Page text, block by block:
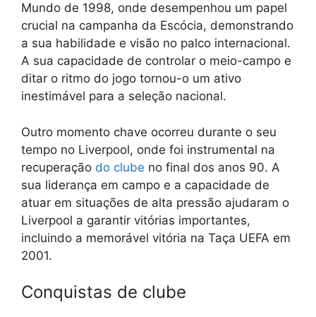
Mundo de 1998, onde desempenhou um papel
crucial na campanha da Escócia, demonstrando
a sua habilidade e visão no palco internacional.
A sua capacidade de controlar o meio-campo e
ditar o ritmo do jogo tornou-o um ativo
inestimável para a seleção nacional.
Outro momento chave ocorreu durante o seu
tempo no Liverpool, onde foi instrumental na
recuperação do clube no final dos anos 90. A
sua liderança em campo e a capacidade de
atuar em situações de alta pressão ajudaram o
Liverpool a garantir vitórias importantes,
incluindo a memorável vitória na Taça UEFA em
2001.
Conquistas de clube